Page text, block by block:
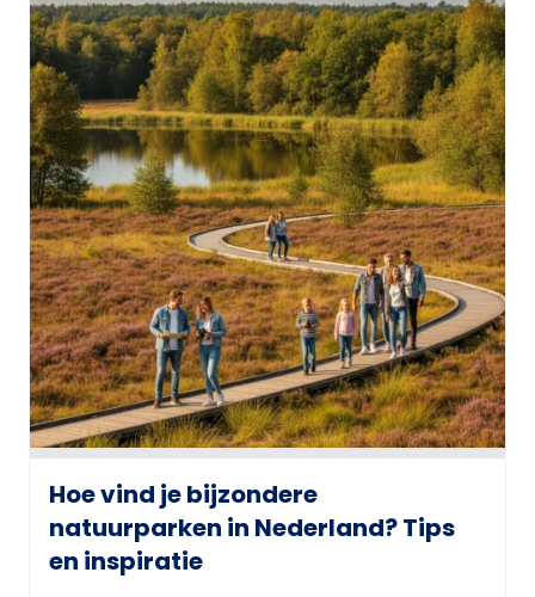
Hoe vind je bijzondere
natuurparken in Nederland? Tips
en inspiratie